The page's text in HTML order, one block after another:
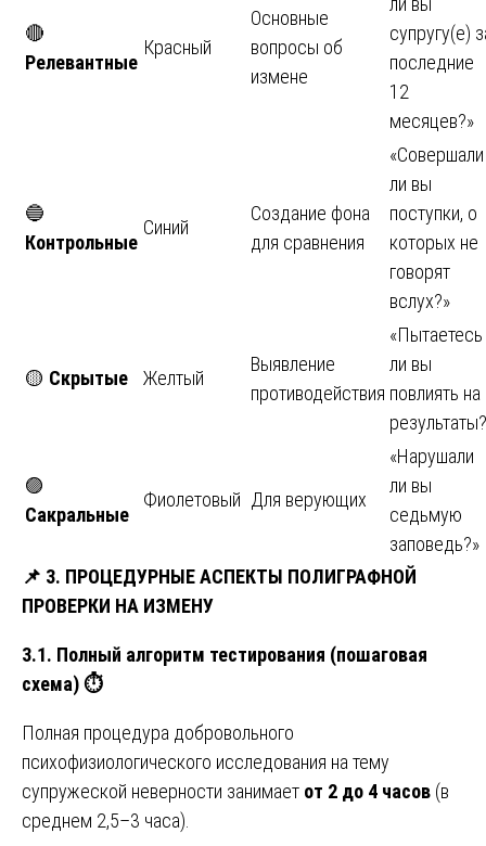
🔴
Релевантные
Красный
Основные
вопросы об
измене
супругу(е)
последние
12
месяцев?»
🔵
Контрольные
Синий
Создание фона
для сравнения
«Совершали
ли вы
поступки, о
которых не
говорят
вслух?»
🟡 Скрытые Желтый
Выявление
противодействия
«Пытаетесь
ли вы
повлиять на
🟣
Сакральные
Фиолетовый Для верующих
«Нарушали
ли вы
седьмую
заповедь?»
📌 3. ПРОЦЕДУРНЫЕ АСПЕКТЫ ПОЛИГРАФНОЙ
ПРОВЕРКИ НА ИЗМЕНУ
3.1. Полный алгоритм тестирования (пошаговая
схема)⏱️
Полная процедура добровольного
психофизиологического исследования на тему
супружеской неверности занимает от 2 до 4 часов (в
среднем 2,5–3 часа).